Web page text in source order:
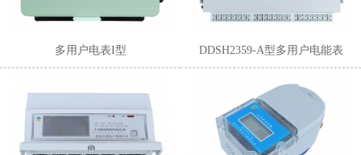
多用户电表I型 DDSH2359-A型多用户电能表